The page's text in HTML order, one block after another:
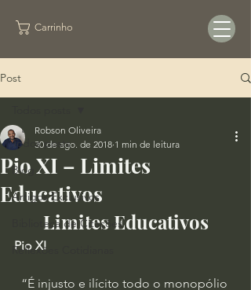
Carrinho
Post
Todos posts
Blog
Artigos Exclusivos
Biblioteca de Citações
Reflexões Cotidianas
Pio XI – Limites
Educativos
Robson Oliveira
30 de ago. de 2018 1 min de leitura
Limites Educativos
Pio XI
“É injusto e ilícito todo o monopólio